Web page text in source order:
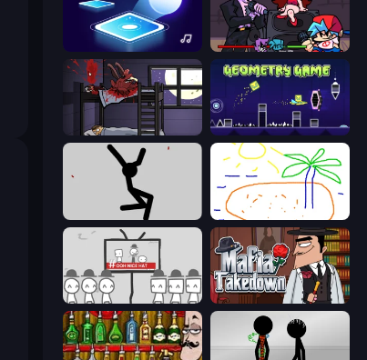
Tile Jumper 3D Friday Night Funkin'
The Visitor Geometry Game
Skribbl.io
We Become What We Behold Mafia Takedown